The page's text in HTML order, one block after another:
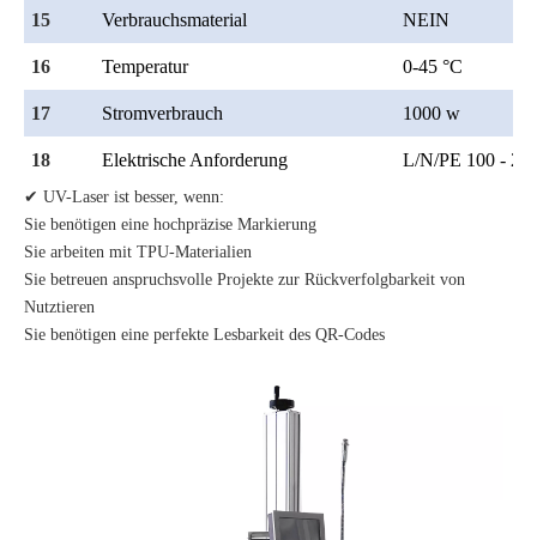
15 Verbrauchsmaterial NEIN
16 Temperatur 0-45 °C
17 Stromverbrauch 1000 w
18 Elektrische Anforderung L/N/PE 100 -
✔ UV-Laser ist besser, wenn:
Sie benötigen eine hochpräzise Markierung
Sie arbeiten mit TPU-Materialien
Sie betreuen anspruchsvolle Projekte zur Rückverfolgbarkeit von
Nutztieren
Sie benötigen eine perfekte Lesbarkeit des QR-Codes